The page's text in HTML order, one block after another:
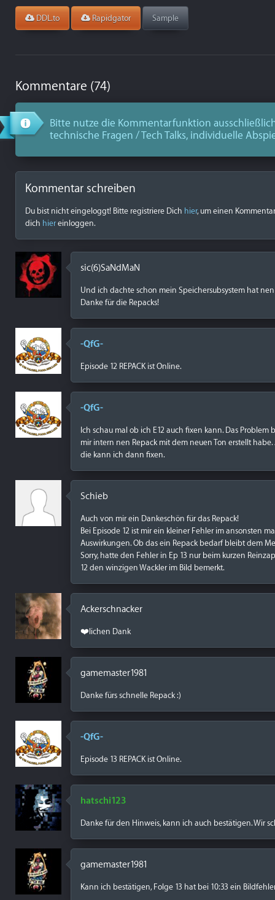
DDL.to Rapidgator Sample
Kommentare (74)
Bitte nutze die Kommentarfunktion
technische Fragen / Tech Talks, individuelle
Kommentar schreiben
Du bist nicht eingeloggt! Bitte registriere Dich hier, um einen
dich hiereinloggen.
sic(6)SaNdMaN
Und ich dachte schon mein Speichersubsystem hat
Danke für die Repacks!
-QfG-
Episode 12 REPACK ist Online.
-QfG-
Ich schau mal ob ich E12 auch fixen kann. Das
mir intern nen Repack mit dem neuen Ton erstellt
die kann ich dann fixen.
Schieb
Auch von mir ein Dankeschön für das Repack!
Bei Episode 12 ist mir ein kleiner Fehler im ansonsten
Auswirkungen. Ob das ein Repack bedarf bleibt dem
Sorry, hatte den Fehler in Ep 13 nur beim kurzen
12 den winzigen Wackler im Bild bemerkt.
Ackerschnacker
❤️lichen Dank
gamemaster1981
Danke fürs schnelle Repack :)
-QfG-
Episode 13 REPACK ist Online.
hatschi123
Danke für den Hinweis, kann ich auch bestätigen. Wir
gamemaster1981
Kann ich bestätigen, Folge 13 hat bei 10:33 ein